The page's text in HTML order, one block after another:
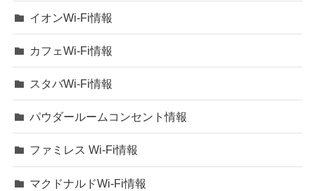
イオンWi-Fi情報
カフェWi-Fi情報
スタバWi-Fi情報
パウダールームコンセント情報
ファミレス Wi-Fi情報
マクドナルドWi-Fi情報